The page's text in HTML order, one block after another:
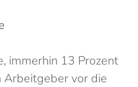
immerhin 13 Prozent
vor die